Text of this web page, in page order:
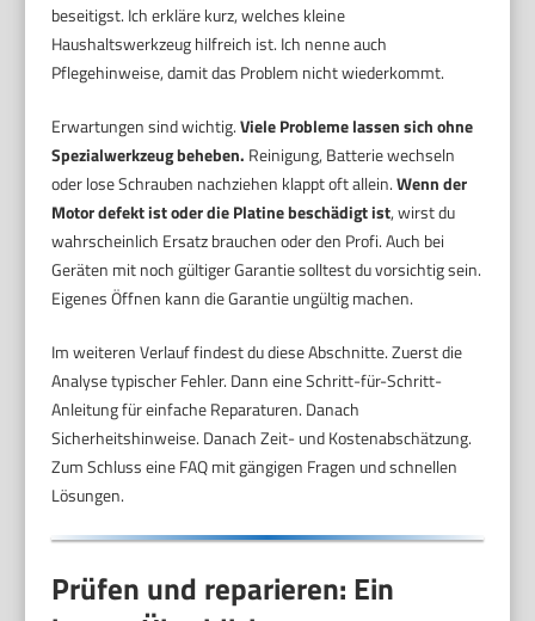
beseitigst. Ich erkläre kurz, welches kleine
Haushaltswerkzeug hilfreich ist. Ich nenne auch
Pflegehinweise, damit das Problem nicht wiederkommt.
Erwartungen sind wichtig.Viele Probleme lassen sich ohne
Spezialwerkzeug beheben. Reinigung, Batterie wechseln
oder lose Schrauben nachziehen klappt oft allein.Wenn der
Motor defekt ist oder die Platine beschädigt ist, wirst du
wahrscheinlich Ersatz brauchen oder den Profi. Auch bei
Geräten mit noch gültiger Garantie solltest du vorsichtig sein.
Eigenes Öffnen kann die Garantie ungültig machen.
Im weiteren Verlauf findest du diese Abschnitte. Zuerst die
Analyse typischer Fehler. Dann eine Schritt-für-Schritt-
Anleitung für einfache Reparaturen. Danach
Sicherheitshinweise. Danach Zeit- und Kostenabschätzung.
Zum Schluss eine FAQ mit gängigen Fragen und schnellen
Lösungen.
Prüfen und reparieren: Ein